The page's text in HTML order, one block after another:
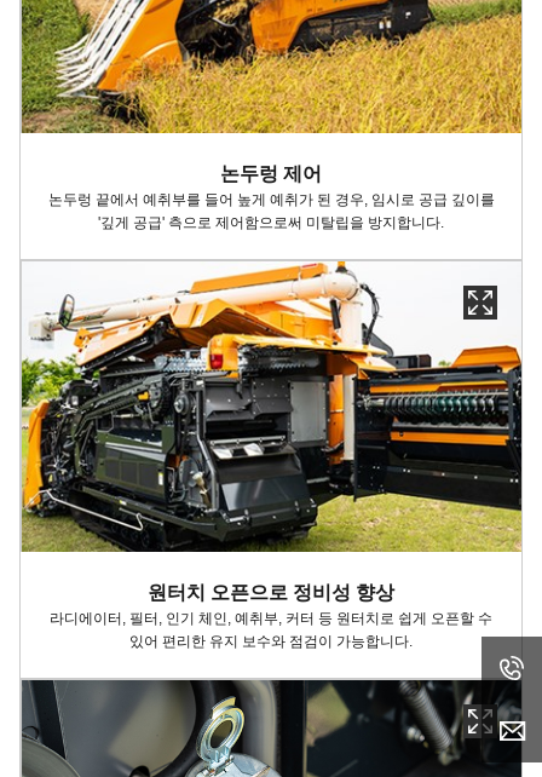
논두렁 제어
논두렁 끝에서 예취부를 들어 높게 예취가 된 경우, 임시로 공급 깊이를
'깊게 공급' 측으로 제어함으로써 미탈립을 방지합니다.
원터치 오픈으로 정비성 향상
라디에이터, 필터, 인기 체인, 예취부, 커터 등 원터치로 쉽게 오픈할 수
있어 편리한 유지 보수와 점검이 가능합니다.